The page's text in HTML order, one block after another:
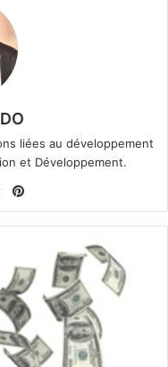
liées au développement
et Développement.
Lin
ke ter